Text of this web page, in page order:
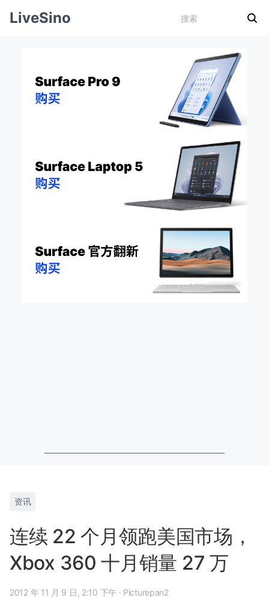
LiveSino
资讯
连续 22 个月领跑美国市场，
Xbox 360 十月销量 27 万
2012 年 11 月 9 日, 2:10 下午 · Picturepan2